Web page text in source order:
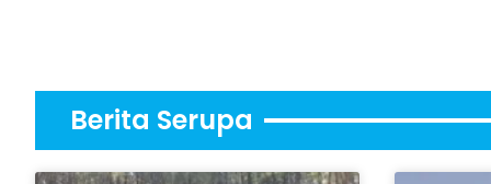
Berita Serupa